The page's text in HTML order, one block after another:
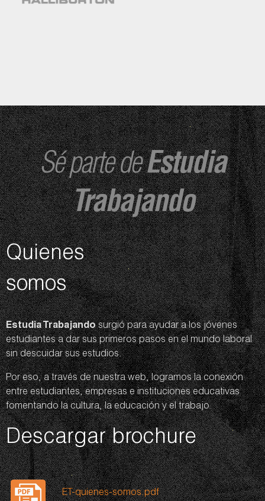
Sé parte deEstudia
Trabajando
Quienes
somos
Estudia Trabajandosurgió para ayudar a los jóvenes
estudiantes a dar sus primeros pasos en el mundo laboral
sin descuidar sus estudios.
Por eso, a través de nuestra web, logramos la conexión
entre estudiantes, empresas e instituciones educativas
fomentando la cultura, la educación y el trabajo.
Descargar brochure
ET-quienes-somos.pdf